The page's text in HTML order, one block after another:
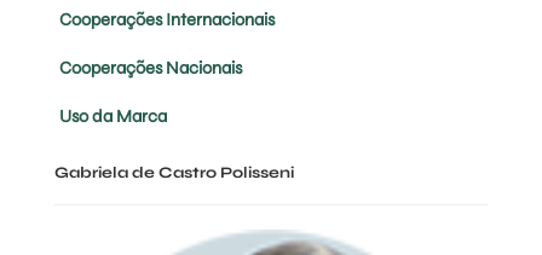
Cooperações Internacionais
Cooperações Nacionais
Uso da Marca
Gabriela de Castro Polisseni